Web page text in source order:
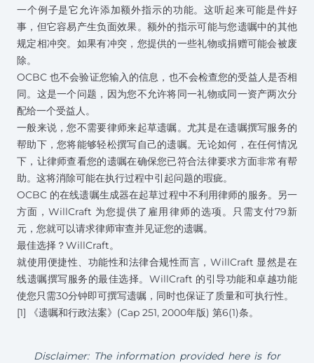
一个例子是它允许添加额外指示的功能。这听起来可能是件好
事，但它容易产生负面效果。额外的指示可能与您遗嘱中的其他
规定相冲突。如果有冲突，您提供的一些礼物或捐赠可能会被废
除。
OCBC 也不会验证您输入的信息，也不会检查您的受益人是否相
同。这是一个问题，因为您不允许将同一礼物或同一资产两次分
配给一个受益人。
一般来说，您不需要律师来起草遗嘱。尤其是在遗嘱撰写服务的
帮助下，您将能够轻松撰写自己的遗嘱。无论如何，在任何情况
下，让律师查看您的遗嘱在确保您已符合法律要求方面非常有帮
助。这将消除可能在执行过程中引起问题的瑕疵。
OCBC 的在线遗嘱生成器在起草过程中不利用律师的服务。另一
方面，WillCraft 为您提供了雇用律师的选项。只需支付79新
元，您就可以请求律师审查并见证您的遗嘱。
最佳选择？WillCraft。
就使用便捷性、功能性和法律合规性而言，WillCraft 显然是在
线遗嘱撰写服务的最佳选择。WillCraft 的引导功能和卓越功能
使您只需30分钟即可撰写遗嘱，同时也保证了质量和可执行性。
[1] 《遗嘱和行政法案》(Cap 251, 2000年版) 第6(1)条。
Disclaimer: The information provided here is for